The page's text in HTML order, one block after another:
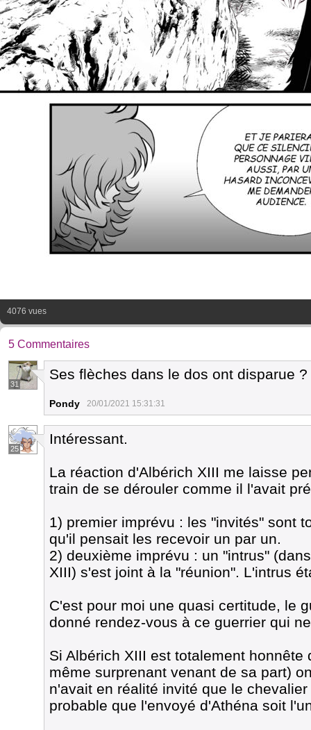
4076 vues
5 Commentaires
31
Ses flèches dans le dos ont disparue ?
Pondy 20/01/2021 15:31:31
25
Intéressant.
La réaction d'Albérich XIII me laisse
train de se dérouler comme il l'avait
1) premier imprévu : les "invités" sont
qu'il pensait les recevoir un par un.
2) deuxième imprévu : un "intrus"
XIII) s'est joint à la "réunion". L'intrus
C'est pour moi une quasi certitude, le
donné rendez-vous à ce guerrier qui
Si Albérich XIII est totalement
même surprenant venant de sa part)
n'avait en réalité invité que le
probable que l'envoyé d'Athéna soit